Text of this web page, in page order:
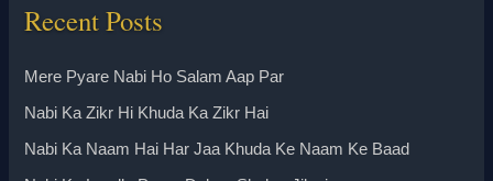
Recent Posts
Mere Pyare Nabi Ho Salam Aap Par
Nabi Ka Zikr Hi Khuda Ka Zikr Hai
Nabi Ka Naam Hai Har Jaa Khuda Ke Naam Ke Baad